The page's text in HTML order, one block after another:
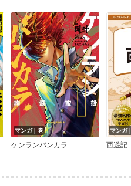
マンガ｜巻
ケンランバンカラ
マンガ
西遊記